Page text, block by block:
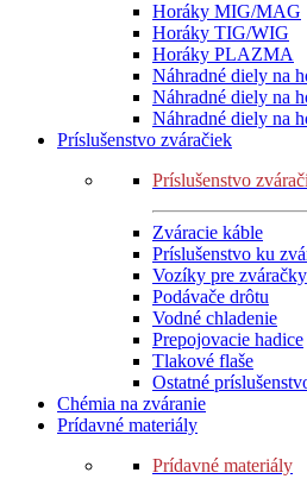
Horáky MIG/MAG
Horáky TIG/WIG
Horáky PLAZMA
Náhradné diely na
Náhradné diely na
Náhradné diely na
Príslušenstvo zváračiek
Príslušenstvo
Zváracie káble
Príslušenstvo ku
Vozíky pre zváračky
Podávače drôtu
Vodné chladenie
Prepojovacie hadice
Tlakové flaše
Ostatné
Chémia na zváranie
Prídavné materiály
Prídavné materiály